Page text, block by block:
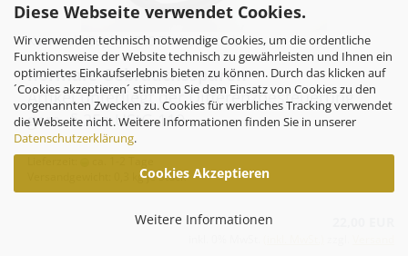
Diese Webseite verwendet Cookies.
Wir verwenden technisch notwendige Cookies, um die ordentliche
Funktionsweise der Website technisch zu gewährleisten und Ihnen ein
optimiertes Einkaufserlebnis bieten zu können. Durch das klicken auf
´Cookies akzeptieren´ stimmen Sie dem Einsatz von Cookies zu den
vorgenannten Zwecken zu. Cookies für werbliches Tracking verwendet
die Webseite nicht. Weitere Informationen finden Sie in unserer
Datenschutzerklärung.
Cookies Akzeptieren
Weitere Informationen
Kawasaki Zephyr 750 Tachoantrieb
normale Gebrauchsspuren
Artikel unterliegt der Differenzbesteuerung
gem. § 25a UStG 119
kg je Stück